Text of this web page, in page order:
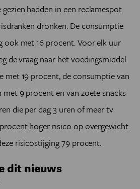
hadden in een reclamespot
dronken. De consumptie
ook met 16 procent. Voor elk uur
de vraag naar het voedingsmiddel
met 19 procent, de consumptie van
met 9 procent en van zoete snacks
die per dag 3 uren of meer tv
hoger risico op overgewicht.
risicostijging 79 procent.
dit nieuws